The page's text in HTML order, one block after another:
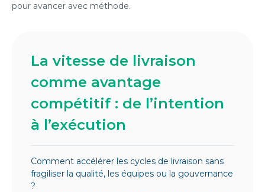
pour avancer avec méthode.
La vitesse de livraison
comme avantage
compétitif : de l’intention
à l’exécution
Comment accélérer les cycles de livraison sans
fragiliser la qualité, les équipes ou la gouvernance
?